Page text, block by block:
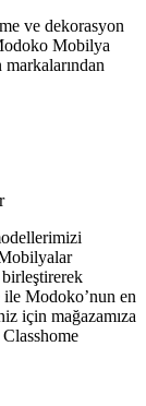
ve dekorasyon
Mobilya
Modoko’nun en
için mağazamıza